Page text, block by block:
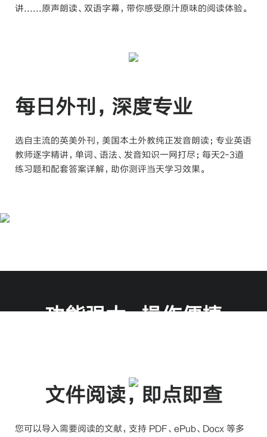
讲......原声朗读、双语字幕，带你感受原汁原味的阅读体验。
每日外刊，深度专业
选自主流的英美外刊，美国本土外教纯正发音朗读；专业英语
教师逐字精讲， 单词、语法、发音知识一网打尽；每天2-3道
练习题和配套答案详解，助你测评当天学习效果。
功能强大，操作便捷
文件阅读，即点即查
您可以导入需要阅读的文献，支持 PDF、ePub、Docx 等多